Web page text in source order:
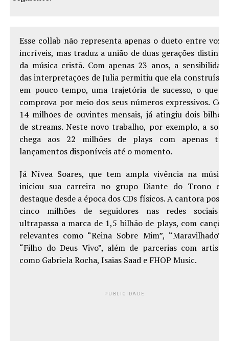
Esse collab não representa apenas o dueto entre vozes
incríveis, mas traduz a união de duas gerações distintas
da música cristã. Com apenas 23 anos, a sensibilidade
das interpretações de Julia permitiu que ela construísse,
em pouco tempo, uma trajetória de sucesso, o que se
comprova por meio dos seus números expressivos. Com
14 milhões de ouvintes mensais, já atingiu dois bilhões
de streams. Neste novo trabalho, por exemplo, a soma
chega aos 22 milhões de plays com apenas três
lançamentos disponíveis até o momento.
Já Nívea Soares, que tem ampla vivência na música,
iniciou sua carreira no grupo Diante do Trono e é
destaque desde a época dos CDs físicos. A cantora possui
cinco milhões de seguidores nas redes sociais e
ultrapassa a marca de 1,5 bilhão de plays, com canções
relevantes como “Reina Sobre Mim”, “Maravilhado” e
“Filho do Deus Vivo”, além de parcerias com artistas
como Gabriela Rocha, Isaias Saad e FHOP Music.
PUBLICIDADE